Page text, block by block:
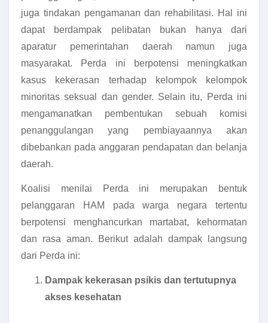
juga tindakan pengamanan dan rehabilitasi. Hal ini
dapat berdampak pelibatan bukan hanya dari
aparatur pemerintahan daerah namun juga
masyarakat. Perda ini berpotensi meningkatkan
kasus kekerasan terhadap kelompok kelompok
minoritas seksual dan gender. Selain itu, Perda ini
mengamanatkan pembentukan sebuah komisi
penanggulangan yang pembiayaannya akan
dibebankan pada anggaran pendapatan dan belanja
daerah.
Koalisi menilai Perda ini merupakan bentuk
pelanggaran HAM pada warga negara tertentu
berpotensi menghancurkan martabat, kehormatan
dan rasa aman. Berikut adalah dampak langsung
dari Perda ini:
Dampak kekerasan psikis dan tertutupnya
akses kesehatan